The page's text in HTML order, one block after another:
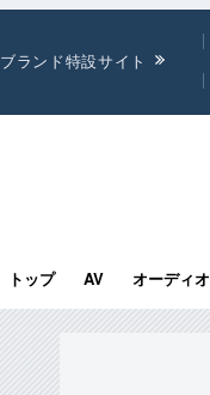
ブランド特設サイト
トップ AV オーディオ